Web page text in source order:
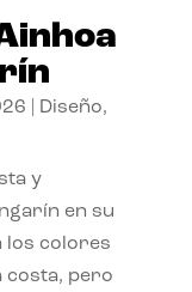
Diseño,
y
en su
los colores
costa, pero